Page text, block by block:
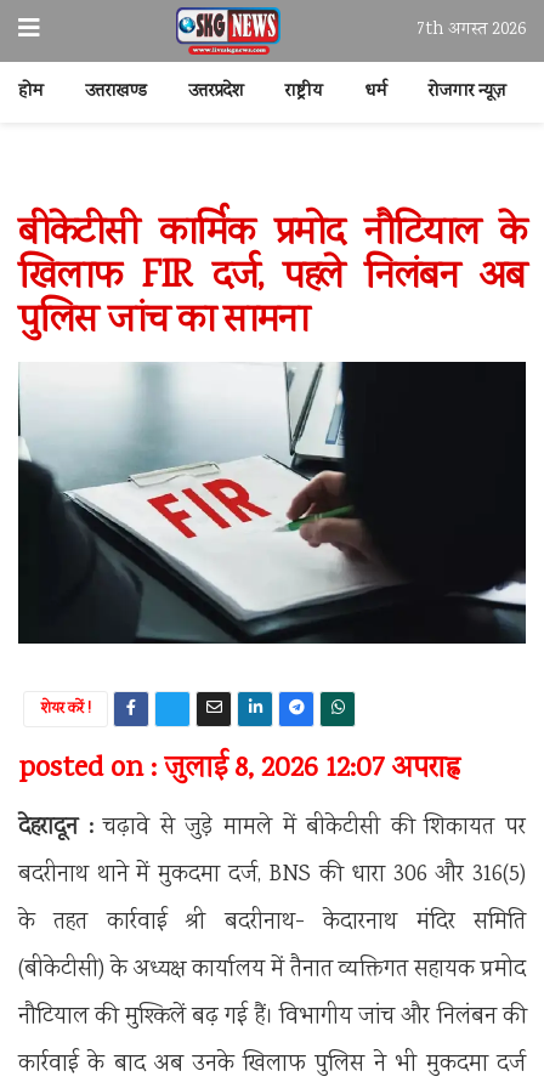
7th अगस्त 2026
होम उत्तराखण्ड उत्तरप्रदेश राष्ट्रीय धर्म रोजगार न्यूज़
बीकेटीसी कार्मिक प्रमोद नौटियाल के
खिलाफ FIR दर्ज, पहले निलंबन अब
पुलिस जांच का सामना
शेयर करें !
posted on : जुलाई 8, 2026 12:07 अपराह्न
देहरादून :चढ़ावे से जुड़े मामले में बीकेटीसी की शिकायत पर
बदरीनाथ थाने में मुकदमा दर्ज, BNS की धारा 306 और 316(5)
के तहत कार्रवाई श्री बदरीनाथ- केदारनाथ मंदिर समिति
(बीकेटीसी) के अध्यक्ष कार्यालय में तैनात व्यक्तिगत सहायक प्रमोद
नौटियाल की मुश्किलें बढ़ गई हैं। विभागीय जांच और निलंबन की
कार्रवाई के बाद अब उनके खिलाफ पुलिस ने भी मुकदमा दर्ज